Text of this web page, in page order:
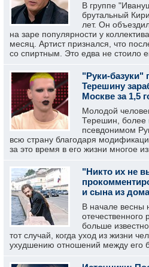
В группе
брутальный
лет. Он
на заре популярности у
месяц. Артист признался, что
со спиртным. Это едва не стоило
"Руки-базуки"
Терешину
Москве за 1,5
Молодой
Терешин, более
псевдонимом
всю страну благодаря
за это время в его жизни многое
"Никто их не
и сына из дома
В начале весны
отечественного
больше
тот случай, когда уход из жизни
ухудшению отношений между его